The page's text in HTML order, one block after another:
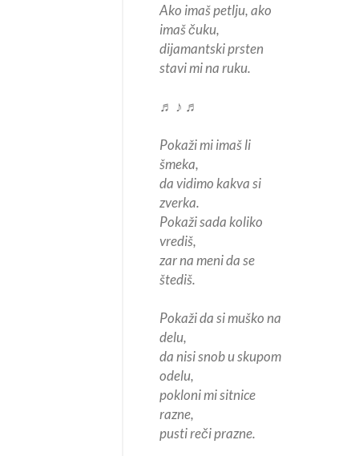
Ako imaš petlju, ako
imaš čuku,
dijamantski prsten
stavi mi na ruku.
♬ ♪ ♬
Pokaži mi imaš li
šmeka,
da vidimo kakva si
zverka.
Pokaži sada koliko
vrediš,
zar na meni da se
štediš.
Pokaži da si muško na
delu,
da nisi snob u skupom
odelu,
pokloni mi sitnice
razne,
pusti reči prazne.